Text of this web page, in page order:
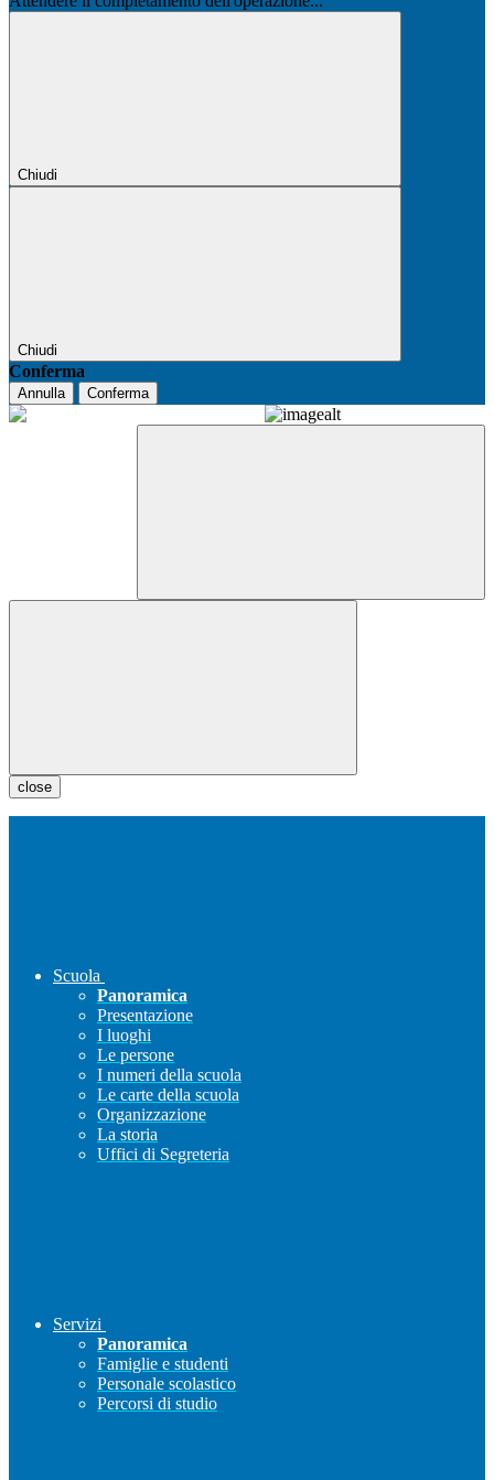
Chiudi
Chiudi
Conferma
Annulla Conferma
close
Scuola
Panoramica
Presentazione
I luoghi
Le persone
I numeri della scuola
Le carte della scuola
Organizzazione
La storia
Uffici di Segreteria
Servizi
Panoramica
Famiglie e studenti
Personale scolastico
Percorsi di studio